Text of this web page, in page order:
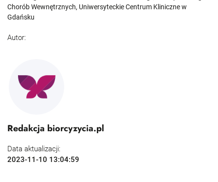
Chorób Wewnętrznych, Uniwersyteckie Centrum Kliniczne w
Gdańsku
Autor:
Redakcja biorcyzycia.pl
Data aktualizacji:
2023-11-10 13:04:59